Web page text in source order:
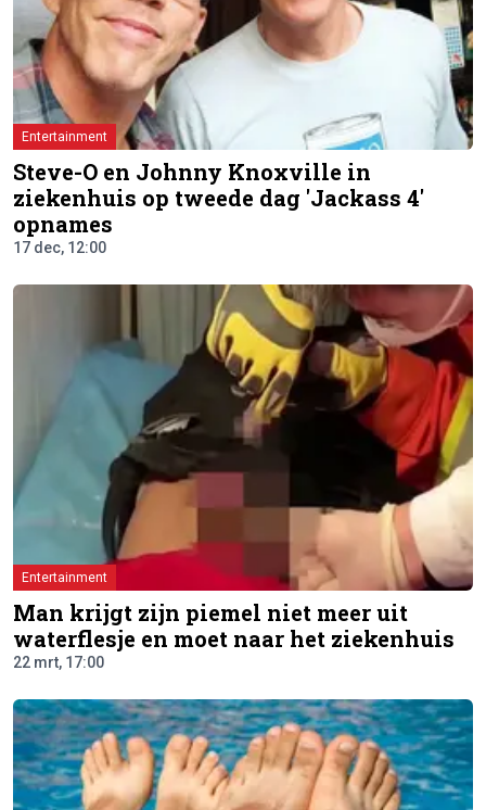
Entertainment
Steve-O en Johnny Knoxville in
ziekenhuis op tweede dag 'Jackass 4'
opnames
17 dec, 12:00
Entertainment
Man krijgt zijn piemel niet meer uit
waterflesje en moet naar het ziekenhuis
22 mrt, 17:00